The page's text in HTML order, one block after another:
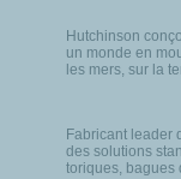
Hutchinson
un monde en
les mers, sur la
Fabricant leader
des solutions
toriques, bagues